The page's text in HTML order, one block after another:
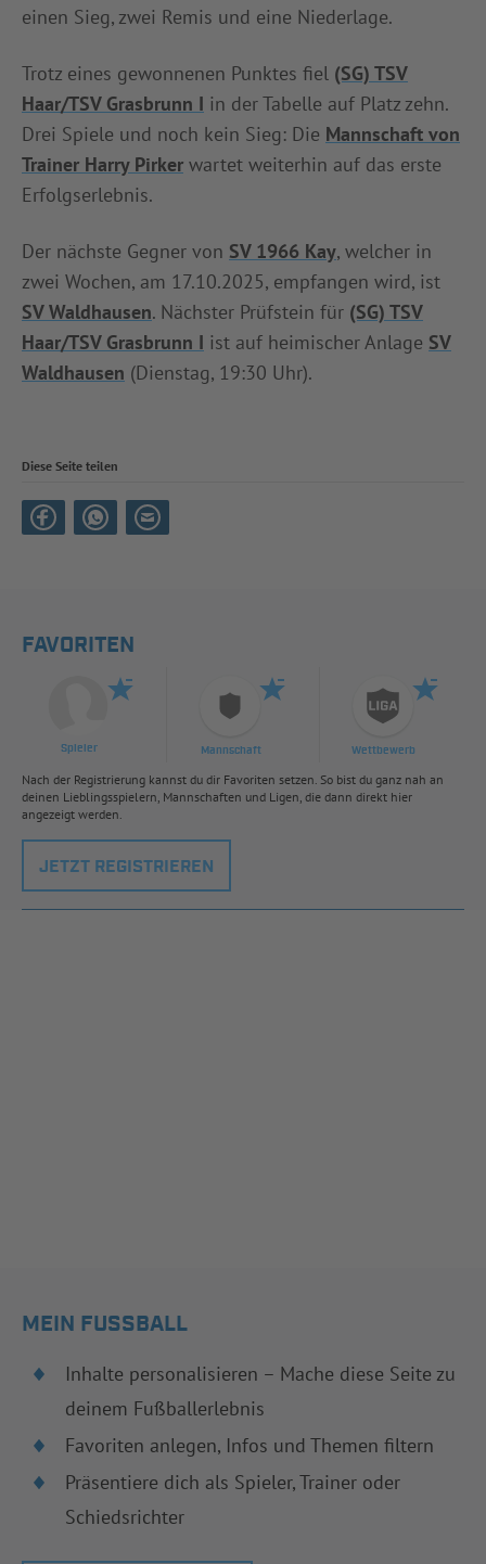
einen Sieg, zwei Remis und eine Niederlage.
Trotz eines gewonnenen Punktes fiel (SG) TSV
Haar/TSV Grasbrunn I in der Tabelle auf Platz zehn.
Drei Spiele und noch kein Sieg: Die Mannschaft von
Trainer Harry Pirker wartet weiterhin auf das erste
Erfolgserlebnis.
Der nächste Gegner von SV 1966 Kay, welcher in
zwei Wochen, am 17.10.2025, empfangen wird, ist
SV Waldhausen. Nächster Prüfstein für (SG) TSV
Haar/TSV Grasbrunn I ist auf heimischer Anlage SV
Waldhausen (Dienstag, 19:30 Uhr).
Diese Seite teilen
FAVORITEN
Spieler Mannschaft Wettbewerb
Nach der Registrierung kannst du dir Favoriten setzen. So bist du ganz nah an
deinen Lieblingsspielern, Mannschaften und Ligen, die dann direkt hier
angezeigt werden.
JETZT REGISTRIEREN
MEIN FUSSBALL
Inhalte personalisieren – Mache diese Seite zu
deinem Fußballerlebnis
Favoriten anlegen, Infos und Themen filtern
Präsentiere dich als Spieler, Trainer oder
Schiedsrichter